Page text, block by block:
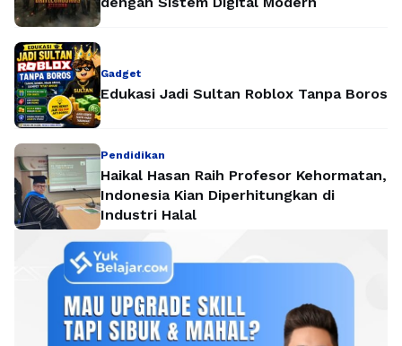
Gadget
Edukasi Jadi Sultan Roblox Tanpa Boros
Pendidikan
Haikal Hasan Raih Profesor Kehormatan,
Indonesia Kian Diperhitungkan di
Industri Halal